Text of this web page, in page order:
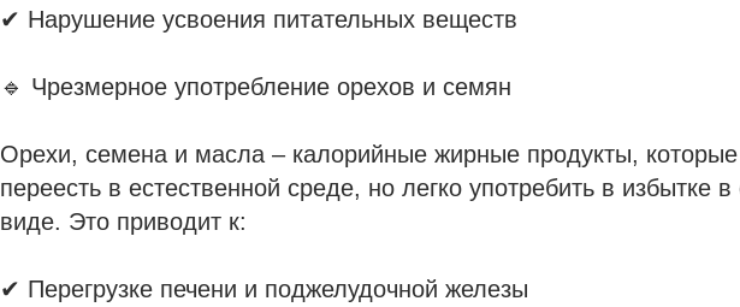
✔ Нарушение усвоения питательных веществ
🔹 Чрезмерное употребление орехов и семян
Орехи, семена и масла – калорийные жирные продукты,
переесть в естественной среде, но легко употребить в избытке
виде. Это приводит к:
✔ Перегрузке печени и поджелудочной железы